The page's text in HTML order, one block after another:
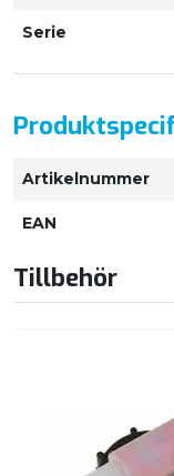
Serie
Artikelnummer
EAN
Tillbehör